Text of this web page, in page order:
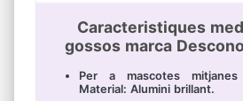
Caracteristiques
gossos marca
Per a mascotes
Material: Alumini brillant.